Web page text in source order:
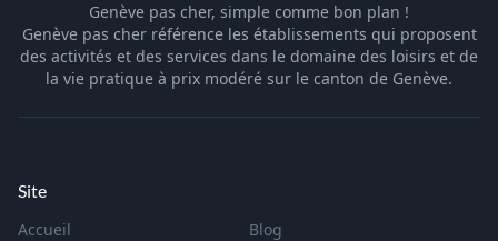
Genève pas cher, simple comme bon plan !
Genève pas cher référence les établissements qui proposent
des activités et des services dans le domaine des loisirs et de
la vie pratique à prix modéré sur le canton de Genève.
Site
Accueil
Blog